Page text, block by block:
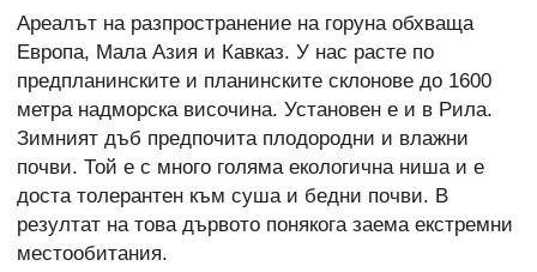
Ареалът на разпространение на горуна обхваща
Европа, Мала Азия и Кавказ. У нас расте по
предпланинските и планинските склонове до 1600
метра надморска височина. Установен е и в Рила.
Зимният дъб предпочита плодородни и влажни
почви. Той е с много голяма екологична ниша и е
доста толерантен към суша и бедни почви. В
резултат на това дървото понякога заема екстремни
местообитания.